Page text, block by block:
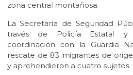
zona central montañosa.
La Secretaría de Seguridad
través de Policía Estatal y
coordinación con la Guardia
rescate de 83 migrantes de
y aprehendieron a cuatro sujetos.